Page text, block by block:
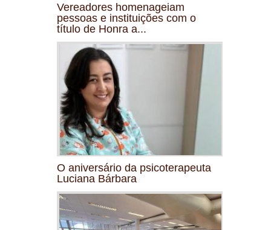
Vereadores homenageiam
pessoas e instituições com o
título de Honra a...
O aniversário da psicoterapeuta
Luciana Bárbara